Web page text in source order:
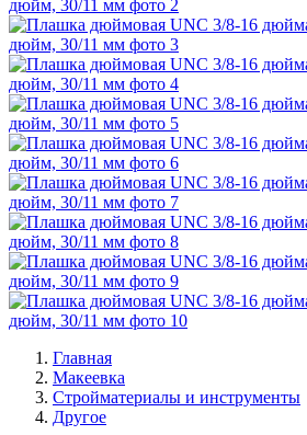
Главная
Макеевка
Стройматериалы и инструменты
Другое